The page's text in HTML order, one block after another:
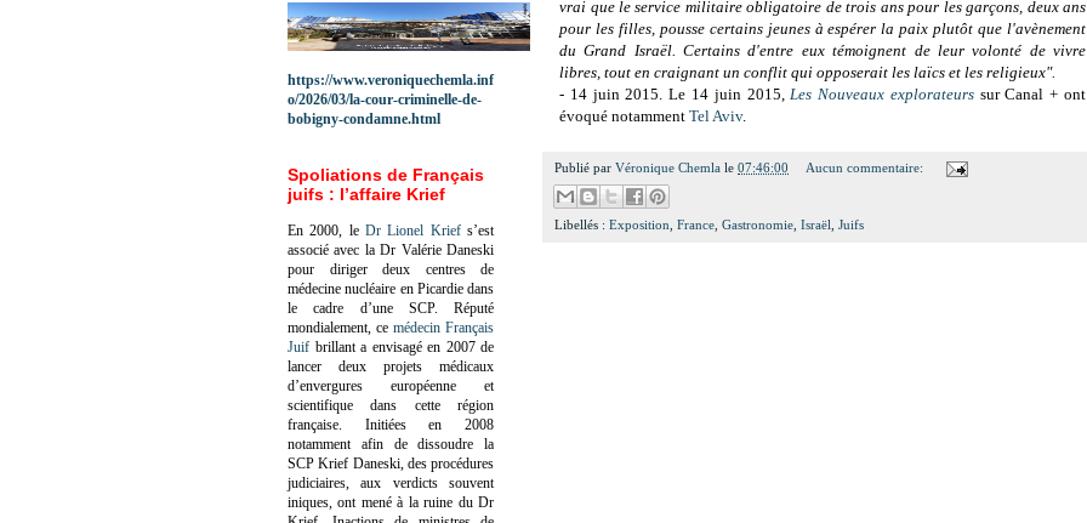
vrai que le service militaire obligatoire de trois ans pour les garçons, deux ans
pour les filles, pousse certains jeunes à espérer la paix plutôt que l'avènement
du Grand Israël. Certains d'entre eux témoignent de leur volonté de vivre
libres, tout en craignant un conflit qui opposerait les laïcs et les religieux".
- 14 juin 2015. Le 14 juin 2015,Les Nouveaux explorateurs sur Canal + ont
évoqué notammentTel Aviv.
Publié par Véronique Chemla le 07:46:00 Aucun commentaire:
Libellés : Exposition, France, Gastronomie, Israël, Juifs
https://www.veroniquechemla.inf
o/2026/03/la-cour-criminelle-de-
bobigny-condamne.html
Spoliations de Français
juifs : l’affaire Krief
En 2000, le Dr Lionel Kriefs’est
associé avec la Dr Valérie Daneski
pour diriger deux centres de
médecine nucléaire en Picardie dans
le cadre d’une SCP. Réputé
mondialement, ce médecin Français
Juif brillant a envisagé en 2007 de
lancer deux projets médicaux
d’envergures européenne et
scientifique dans cette région
française. Initiées en 2008
notamment afin de dissoudre la
SCP Krief Daneski, des procédures
judiciaires, aux verdicts souvent
iniques, ont mené à la ruine du Dr